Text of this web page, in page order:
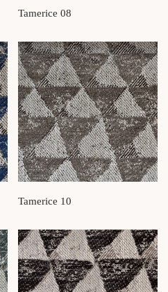
Tamerice 08
Tamerice 10